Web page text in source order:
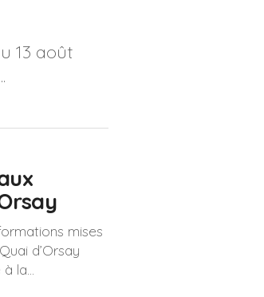
13 août
mises
d’Orsay
la...